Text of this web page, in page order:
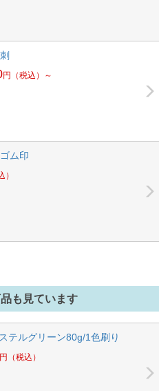
円 （税込）～
ム印
）
も見ています
テルグリーン80g/1色刷り
（税込）